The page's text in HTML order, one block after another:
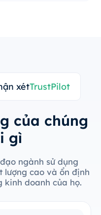
xétTrustPilot
của chúng
gì
ngành sử dụng
lượng cao và ổn định
kinh doanh của họ.